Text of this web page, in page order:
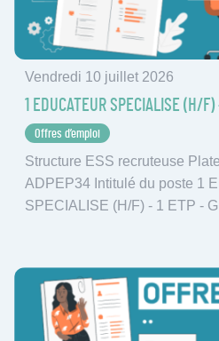
Vendredi 10 juillet 2026
1 EDUCATEUR SPECIALISE (H/
Offres d’emploi
Structure ESS recruteuse
ADPEP34 Intitulé du poste 1
SPECIALISE (H/F) - 1 ETP -